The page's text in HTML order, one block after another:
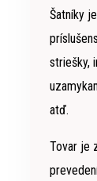
Šatníky
striešky,
atď.
Tovar je